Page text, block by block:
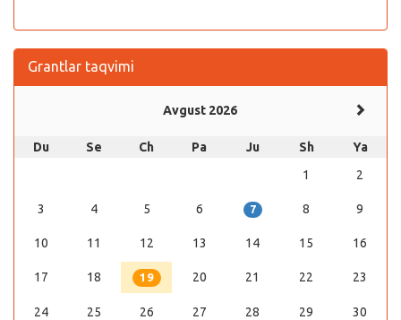
Grantlar taqvimi
Avgust 2026
Du Se Ch Pa Ju Sh
Ya
1
2
3 4 5 6 7 8 9
10 11 12 13 14 15 16
17 18 19 20 21 22 23
24 25 26 27 28 29 30